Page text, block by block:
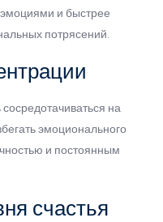
и быстрее
потрясений.
на
эмоционального
и постоянным
счастья